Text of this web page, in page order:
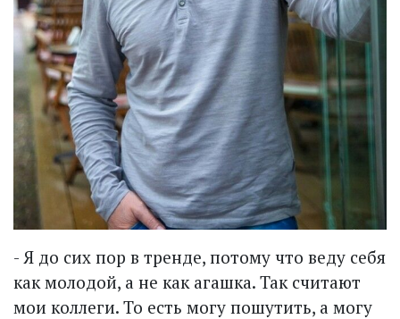
- Я до сих пор в тренде, потому что веду себя
как молодой, а не как агашка. Так считают
мои коллеги. То есть могу пошутить, а могу